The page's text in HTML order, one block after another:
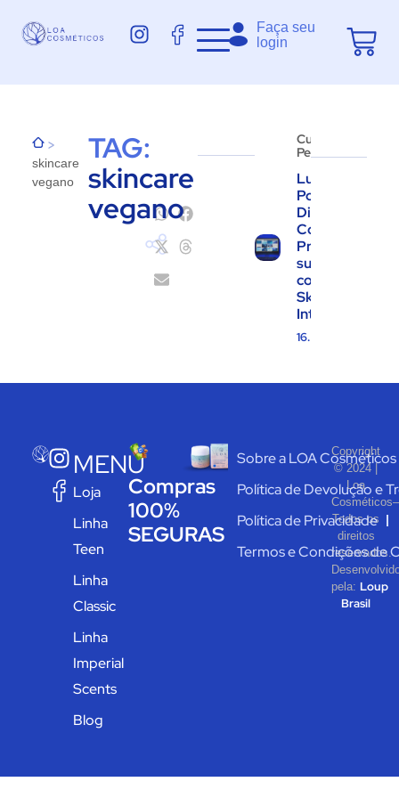
Faça seu
login
>
skincare
vegano
TAG:
skincare
vegano
Cuidados
Pessoais
Luz Azul e
Poluição
Digital:
Como
Proteger
sua Pele
com
Skincare
Inteligente
16.06.2025
MENU
Loja
Linha
Teen
Linha
Classic
Linha
Imperial
Scents
Blog
Compras
100%
SEGURAS
Sobre a LOA Cosméticos
Política de Devolução e
Política de Privacidade
Termos e Condições de
Copyright
© 2024 |
Loa
Cosméticos–
Todos os
direitos
reservados.
pela: Loup
Brasil